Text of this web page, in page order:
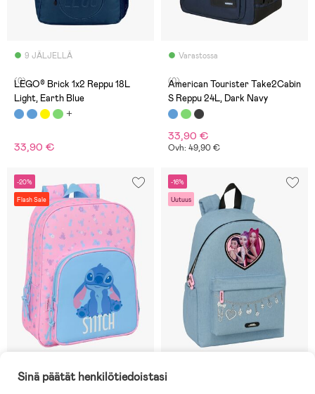
9 JÄLJELLÄ
(0)
LEGO® Brick 1x2 Reppu 18L
Light, Earth Blue
33,90 €
Varastossa
(0)
American Tourister Take2Cabin
S Reppu 24L, Dark Navy
33,90 €
Ovh: 49,90 €
-20%
Flash Sale
Varastossa
-16%
Uutuus
Sinä päätät henkilötiedoistasi